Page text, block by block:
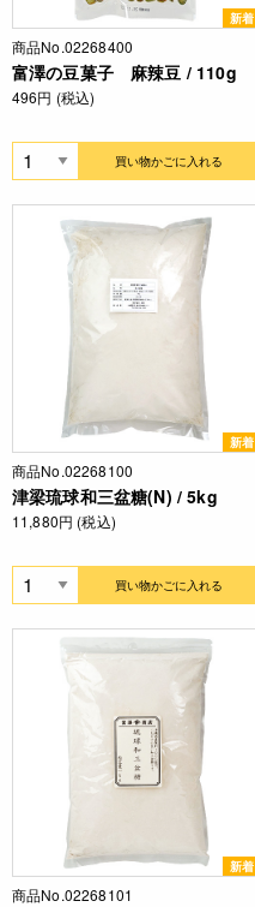
新着
商品No.02268400
富澤の豆菓子 麻辣豆 / 110g
496円 (税込)
買い物かごに入れる
新着
商品No.02268100
津梁琉球和三盆糖(N) / 5kg
11,880円 (税込)
買い物かごに入れる
新着
商品No.02268101